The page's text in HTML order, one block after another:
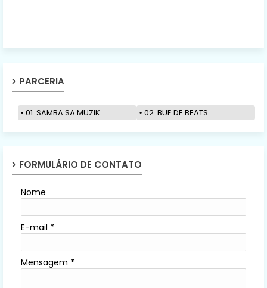
PARCERIA
01. SAMBA SA MUZIK 02. BUE DE BEATS
FORMULÁRIO DE CONTATO
Nome
E-mail *
Mensagem *